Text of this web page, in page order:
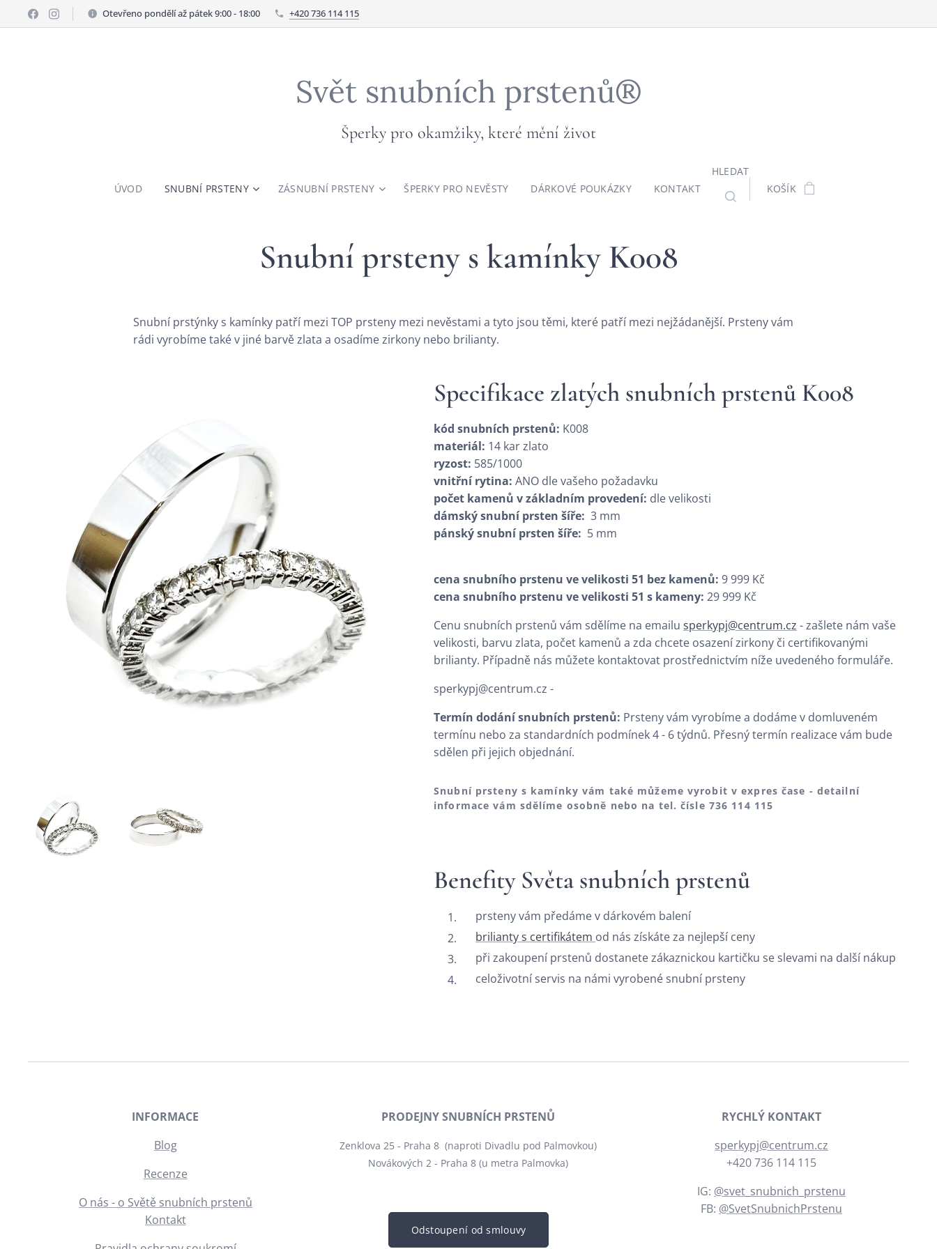
Otevřeno pondělí až pátek 9:00 - 18:00 +420 736 114 115
Svět snubních prstenů®
Šperky pro okamžiky, které mění život
ÚVOD SNUBNÍ PRSTENY ZÁSNUBNÍ PRSTENY ŠPERKY PRO NEVĚSTY DÁRKOVÉ POUKÁZKY KONTAKT
HLEDAT
KOŠÍK
Snubní prsteny s kamínky K008
Snubní prstýnky s kamínky patří mezi TOP prsteny mezi nevěstami a tyto jsou těmi, které patří mezi nejžádanější. Prsteny vám
rádi vyrobíme také v jiné barvě zlata a osadíme zirkony nebo brilianty.
Specifikace zlatých snubních prstenů K008
kód snubních prstenů: K008
materiál: 14 kar zlato
ryzost: 585/1000
vnitřní rytina: ANO dle vašeho požadavku
počet kamenů v základním provedení: dle velikosti
dámský snubní prsten šíře: 3 mm
pánský snubní prsten šíře: 5 mm
cena snubního prstenu ve velikosti 51 bez kamenů: 9 999 Kč
cena snubního prstenu ve velikosti 51 s kameny: 29 999 Kč
Cenu snubních prstenů vám sdělíme na emailusperkypj@centrum.cz - zašlete nám vaše
velikosti, barvu zlata, počet kamenů a zda chcete osazení zirkony či certifikovanými
brilianty. Případně nás můžete kontaktovat prostřednictvím níže uvedeného formuláře.
sperkypj@centrum.cz -
Termín dodání snubních prstenů: Prsteny vám vyrobíme a dodáme v domluveném
termínu nebo za standardních podmínek 4 - 6 týdnů. Přesný termín realizace vám bude
sdělen při jejich objednání.
Snubní prsteny s kamínky vám také můžeme vyrobit v expres čase - detailní
informace vám sdělíme osobně nebo na tel. čísle 736 114 115
Benefity Světa snubních prstenů
prsteny vám předáme v dárkovém balení
brilianty s certifikátem od nás získáte za nejlepší ceny
při zakoupení prstenů dostanete zákaznickou kartičku se slevami na další nákup
celoživotní servis na námi vyrobené snubní prsteny
INFORMACE
Blog
Recenze
O nás - o Světě snubních prstenů
Kontakt
PRODEJNY SNUBNÍCH PRSTENŮ
Zenklova 25 - Praha 8 (naproti Divadlu pod Palmovkou)
Novákových 2 - Praha 8 (u metra Palmovka)
Odstoupení od smlouvy
RYCHLÝ KONTAKT
sperkypj@centrum.cz
+420 736 114 115
IG: @svet_snubnich_prstenu
FB: @SvetSnubnichPrstenu